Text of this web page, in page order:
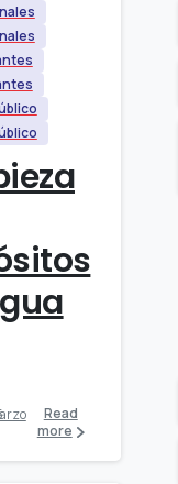
Read
more